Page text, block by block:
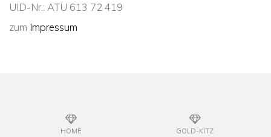
UID-Nr.: ATU 613 72 419
zum Impressum
HOME GOLD-KITZ